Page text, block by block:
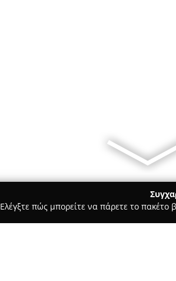
Ελέγξτε πώς μπορείτε να πάρετε το